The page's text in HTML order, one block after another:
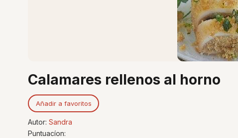
Calamares rellenos al horno
Añadir a favoritos
Autor: Sandra
Puntuacíon: